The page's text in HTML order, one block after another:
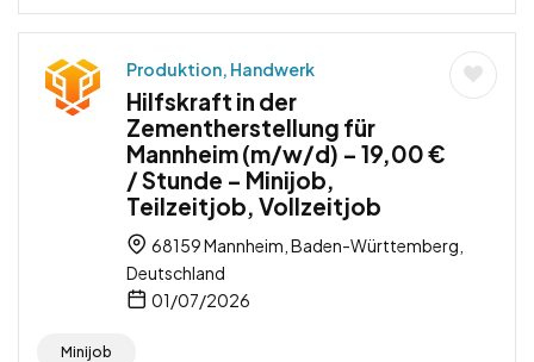
Produktion, Handwerk
Hilfskraft in der
Zementherstellung für
Mannheim (m/w/d) – 19,00 €
/ Stunde – Minijob,
Teilzeitjob, Vollzeitjob
68159 Mannheim, Baden-Württemberg,
Deutschland
01/07/2026
Minijob